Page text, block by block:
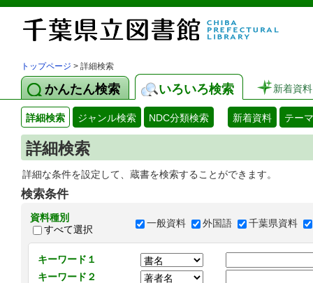
トップページ > 詳細検索
かんたん検索 いろいろ検索 新着資料
詳細検索 ジャンル検索 NDC分類検索 新着資料 テー
詳細検索
詳細な条件を設定して、蔵書を検索することができます。
検索条件
資料種別
すべて選択
一般資料 外国語 千葉県資料
キーワード１
キーワード２